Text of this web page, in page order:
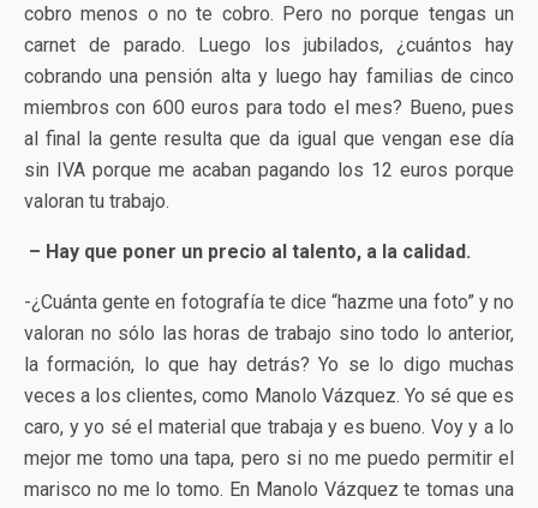
cobro menos o no te cobro. Pero no porque tengas un
carnet de parado. Luego los jubilados, ¿cuántos hay
cobrando una pensión alta y luego hay familias de cinco
miembros con 600 euros para todo el mes? Bueno, pues
al final la gente resulta que da igual que vengan ese día
sin IVA porque me acaban pagando los 12 euros porque
valoran tu trabajo.
– Hay que poner un precio al talento, a la calidad.
-¿Cuánta gente en fotografía te dice “hazme una foto” y no
valoran no sólo las horas de trabajo sino todo lo anterior,
la formación, lo que hay detrás? Yo se lo digo muchas
veces a los clientes, como Manolo Vázquez. Yo sé que es
caro, y yo sé el material que trabaja y es bueno. Voy y a lo
mejor me tomo una tapa, pero si no me puedo permitir el
marisco no me lo tomo. En Manolo Vázquez te tomas una